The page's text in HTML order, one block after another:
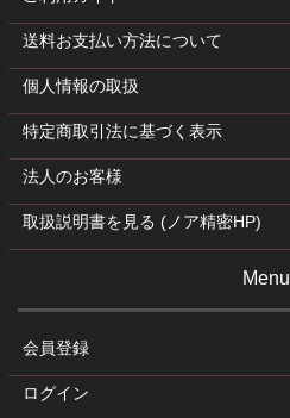
送料お支払い方法について
個人情報の取扱
特定商取引法に基づく表示
法人のお客様
取扱説明書を見る (ノア精密HP)
Menu
会員登録
ログイン